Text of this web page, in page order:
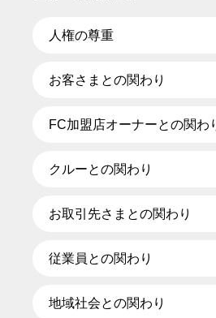
人権の尊重
お客さまとの関わり
FC加盟店オーナーとの関わ
クルーとの関わり
お取引先さまとの関わり
従業員との関わり
地域社会との関わり